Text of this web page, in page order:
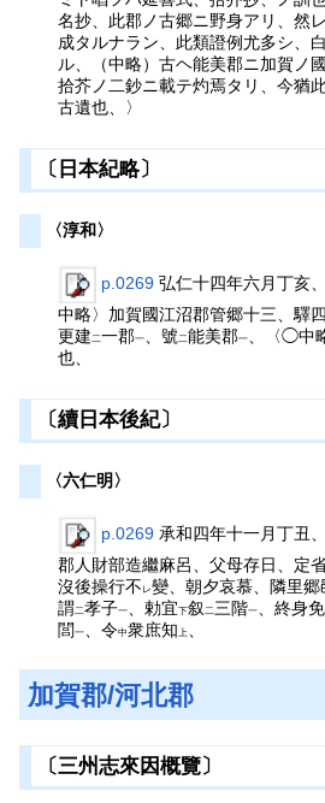
名抄、此郡ノ古郷ニ野身アリ、然
成タルナラン、此類證例尤多シ、
ル、（中略）古ヘ能美郡ニ加賀ノ
拾芥ノ二鈔ニ載テ灼焉タリ、今猶
古遺也、〉
〔日本紀略〕
〈淳和〉
p.0269 弘仁十四年六月丁亥
中略〉加賀國江沼郡管郷十三、驛
更建二一郡一 、號二能美郡一 、〈◯中
也、
〔續日本後紀〕
〈六仁明〉
p.0269 承和四年十一月丁丑
郡人財部造繼麻呂、父母存日、定
沒後操行不 レ變、朝夕哀慕、隣里郷
謂二孝子一 、勅宜下叙 二三階一 、終身免
閭一 、令中衆庶知上
加賀郡/河北郡
〔三州志來因概覽〕